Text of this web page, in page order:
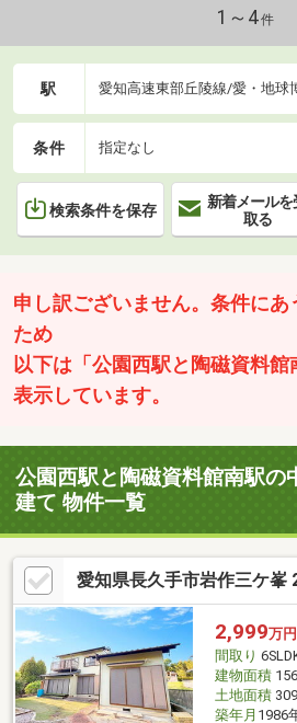
1～4件
駅 愛知高速東部丘陵線/愛・地球
条件 指定なし
検索条件を保存
新着メールを
取る
申し訳ございません。条件にあ
ため
以下は「公園西駅と陶磁資料館
表示しています。
公園西駅と陶磁資料館南駅の
建て 物件一覧
愛知県長久手市岩作三ケ峯
2,999万円
間取り
建物面積
土地面積
築年月 1986